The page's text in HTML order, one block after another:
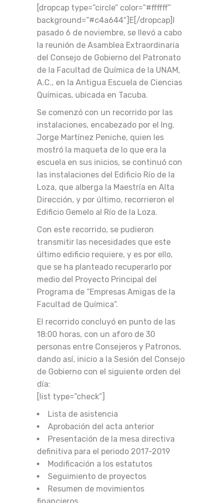
[dropcap type=”circle” color=”#ffffff”
background=”#c4a644″]E[/dropcap]l
pasado 6 de noviembre, se llevó a cabo
la reunión de Asamblea Extraordinaria
del Consejo de Gobierno del Patronato
de la Facultad de Química de la UNAM,
A.C., en la Antigua Escuela de Ciencias
Químicas, ubicada en Tacuba.
Se comenzó con un recorrido por las
instalaciones, encabezado por el Ing.
Jorge Martínez Peniche, quien les
mostró la maqueta de lo que era la
escuela en sus inicios, se continuó con
las instalaciones del Edificio Río de la
Loza, que alberga la Maestría en Alta
Dirección, y por último, recorrieron el
Edificio Gemelo al Río de la Loza.
Con este recorrido, se pudieron
transmitir las necesidades que este
último edificio requiere, y es por ello,
que se ha planteado recuperarlo por
medio del Proyecto Principal del
Programa de “Empresas Amigas de la
Facultad de Química”.
El recorrido concluyó en punto de las
18:00 horas, con un aforo de 30
personas entre Consejeros y Patronos,
dando así, inicio a la Sesión del Consejo
de Gobierno con el siguiente orden del
día:
[list type=”check”]
Lista de asistencia
Aprobación del acta anterior
Presentación de la mesa directiva
definitiva para el periodo 2017-2019
Modificación a los estatutos
Seguimiento de proyectos
Resumen de movimientos